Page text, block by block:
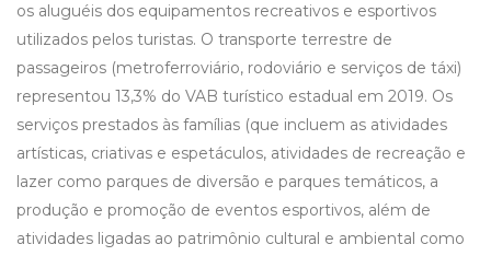
os aluguéis dos equipamentos recreativos e esportivos
utilizados pelos turistas. O transporte terrestre de
passageiros (metroferroviário, rodoviário e serviços de táxi)
representou 13,3% do VAB turístico estadual em 2019. Os
serviços prestados às famílias (que incluem as atividades
artísticas, criativas e espetáculos, atividades de recreação e
lazer como parques de diversão e parques temáticos, a
produção e promoção de eventos esportivos, além de
atividades ligadas ao patrimônio cultural e ambiental como